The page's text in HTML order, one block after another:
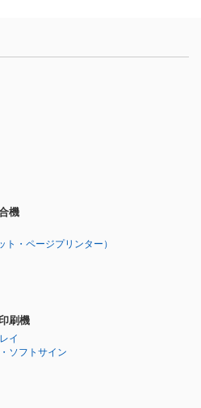
機
ト・ページプリンター）
刷機
イ
ソフトサイン